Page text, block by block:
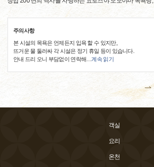
주의사항
본 시설의 목욕은 언제든지 입욕 할 수 있지만,
뜨거운 물 둘러싸 각 시설은 정기 휴일 등이 있습니다.
안내 드리 오니 부담없이 연락해
계속 읽기
객실
요리
온천